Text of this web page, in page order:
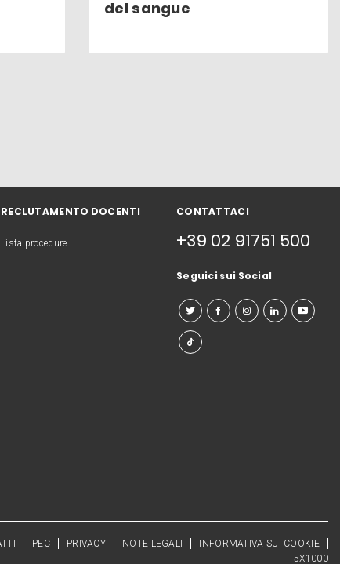
del sangue
RECLUTAMENTO DOCENTI
Lista procedure
CONTATTACI
+39 02 91751 500
Seguici sui Social
PEC PRIVACY NOTE LEGALI
INFORMATIVA SUI COOKIE
5X1000